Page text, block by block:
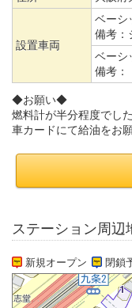
設置車両
ベーシ
備考：
ベーシ
備考：
◆お願い◆
燃料計が半分程度でし
車カードにて給油をお
ステーション周辺
新規オープン 閉鎖